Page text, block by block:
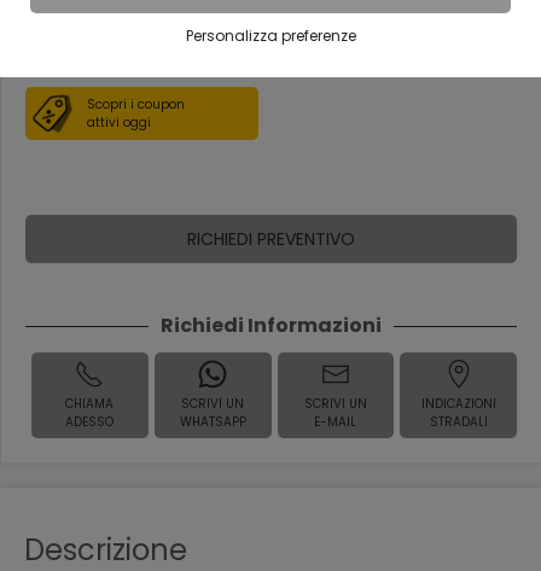
Personalizza preferenze
DISPONIBILE IN 15 GIORNI
Scopri i coupon
attivi oggi
RICHIEDI PREVENTIVO
Richiedi Informazioni
CHIAMA
ADESSO
SCRIVI UN
WHATSAPP
SCRIVI UN
E-MAIL
INDICAZIONI
STRADALI
Descrizione